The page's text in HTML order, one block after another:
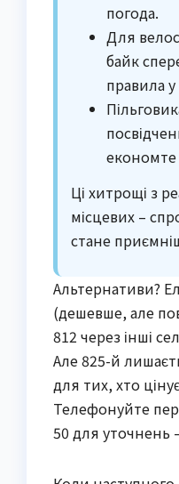
погода.
Для
байк
правила
економте
Ці хитрощі з
місцевих –
стане
Альтернативи?
(дешевше, але
812 через інші
Але 825-й
для тих, хто
Телефонуйте
50 для уточнень